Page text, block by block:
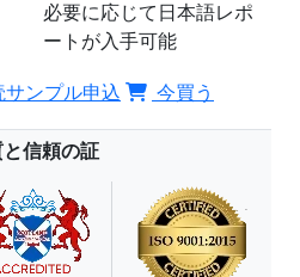
必要に応じて日本語レポ
ートが入手可能
サンプル申込 今買う
信頼の証